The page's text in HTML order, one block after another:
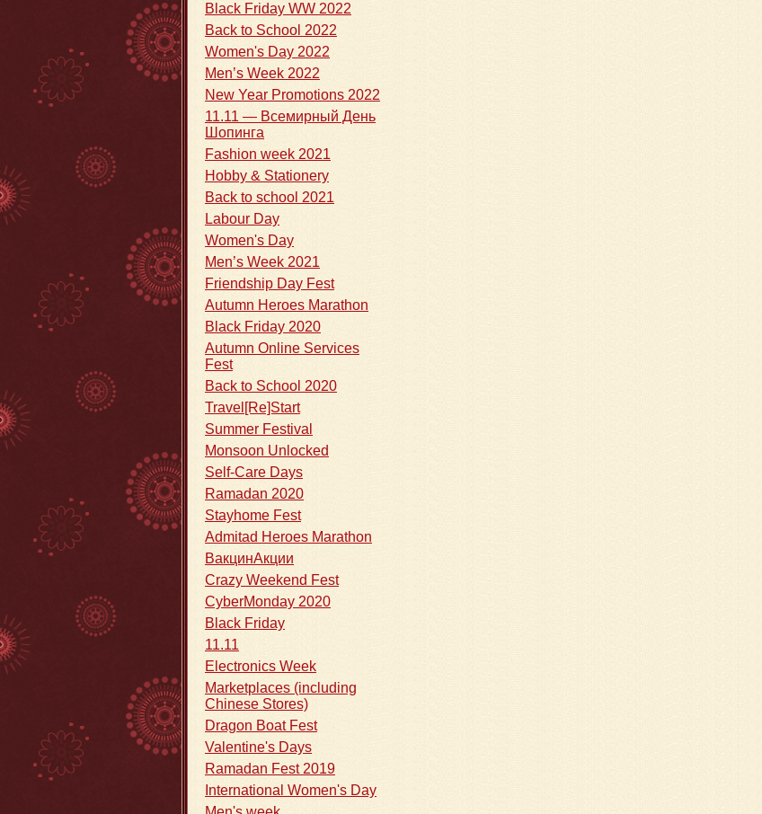
Black Friday WW 2022
Back to School 2022
Women's Day 2022
Men’s Week 2022
New Year Promotions 2022
11.11 — Всемирный День
Шопинга
Fashion week 2021
Hobby & Stationery
Back to school 2021
Labour Day
Women's Day
Men’s Week 2021
Friendship Day Fest
Autumn Heroes Marathon
Black Friday 2020
Autumn Online Services
Fest
Back to School 2020
Travel[Re]Start
Summer Festival
Monsoon Unlocked
Self-Care Days
Ramadan 2020
Stayhome Fest
Admitad Heroes Marathon
ВакцинАкции
Crazy Weekend Fest
CyberMonday 2020
Black Friday
11.11
Electronics Week
Marketplaces (including
Chinese Stores)
Dragon Boat Fest
Valentine's Days
Ramadan Fest 2019
International Women's Day